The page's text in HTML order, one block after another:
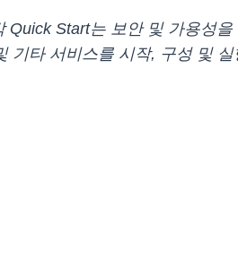
Start는 보안 및 가용성
기타 서비스를 시작, 구성 및